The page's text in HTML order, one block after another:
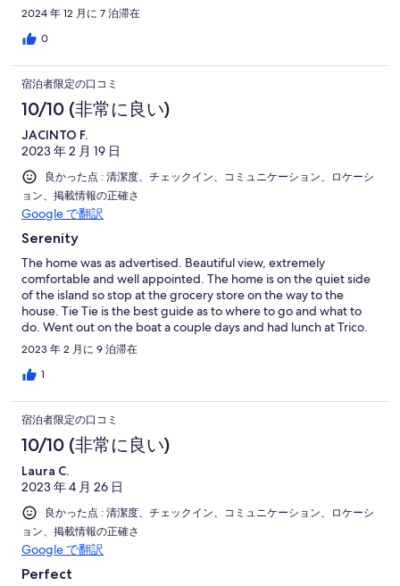
2024 年 12 月に 7 泊滞在
0
宿泊者限定の口コミ
10/10 (非常に良い)
JACINTO F.
2023 年 2 月 19 日
良かった点 : 清潔度、チェックイン、コミュニケーション、ロケーシ
ョン、掲載情報の正確さ
Google で翻訳
Serenity
The home was as advertised. Beautiful view, extremely
comfortable and well appointed. The home is on the quiet side
of the island so stop at the grocery store on the way to the
house. Tie Tie is the best guide as to where to go and what to
do. Went out on the boat a couple days and had lunch at Trico.
AMAZING! We would recommend this property to anyone.
Sherri is very responsive and a pleasure to deal with.
2023 年 2 月に 9 泊滞在
1
宿泊者限定の口コミ
10/10 (非常に良い)
Laura C.
2023 年 4 月 26 日
良かった点 : 清潔度、チェックイン、コミュニケーション、ロケーシ
ョン、掲載情報の正確さ
Google で翻訳
Perfect